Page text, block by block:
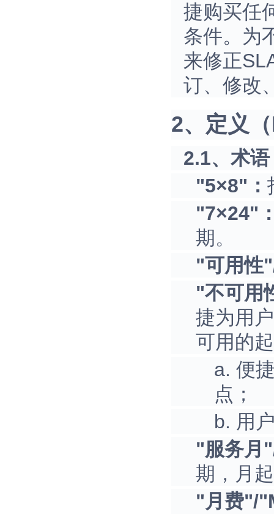
捷购买任
条件。为
来修正
订、修改
2、定义
2.1、术
"5×8"：
"7×24"
期。
"可用
"不可用
捷为用
可用的
a. 便
点；
b. 用
"服务月
期，月
"月费"/